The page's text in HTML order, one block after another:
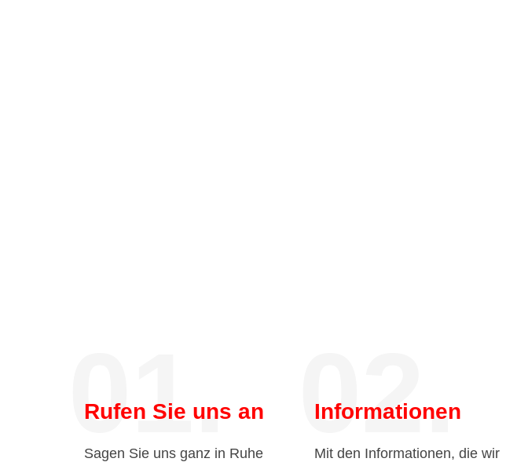
01.
Rufen Sie uns an
Sagen Sie uns ganz in Ruhe
02.
Informationen
Mit den Informationen, die wir